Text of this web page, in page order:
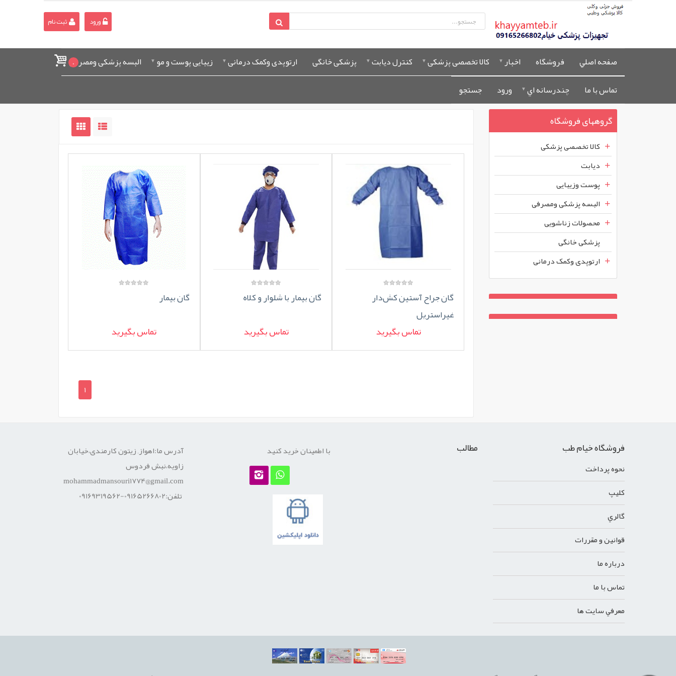
ورود ثبت نام
صفحه اصلي فروشگاه اخبار کالا تخصصی پزشکی کنترل دیابت پزشکی خانگی ارتوپدی وکمک درمانی زیبایی پوست و مو
البسه پزشکی ومصرفی
تماس با ما
چندرسانه اي ورود جستجو
0
گروههای فروشگاه
کالا تخصصی پزشکی
دیابت
پوست وزیبایی
البسه پزشکی ومصرفی
محصولات زناشویی
پزشکی خانگی
ارتوپدی وکمک درمانی
گان جراح آستین کش‌دار
غیراستریل
تماس بگیرید
گان بیمار با شلوار و کلاه
تماس بگیرید
گان بیمار
تماس بگیرید
1
فروشگاه خیام طب
نحوه پرداخت
کليپ
گالري
قوانين و مقررات
درباره ما
تماس با ما
معرفي سايت ها
مطالب با اطمینان خرید کنید
آدرس ما:اهواز, زیتون کارمندی،خیابان
زاویه،نبش فردوس
mohammadmansouri1774@gmail.com
تلفن:09165266802-09169319562